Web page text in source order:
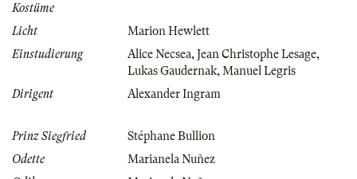
Kostüme
Licht
Marion Hewlett
Einstudierung
Alice Necsea, Jean Christophe Lesage,
Lukas Gaudernak, Manuel Legris
Dirigent
Alexander Ingram
Prinz Siegfried
Stéphane Bullion
Odette
Marianela Nuñez